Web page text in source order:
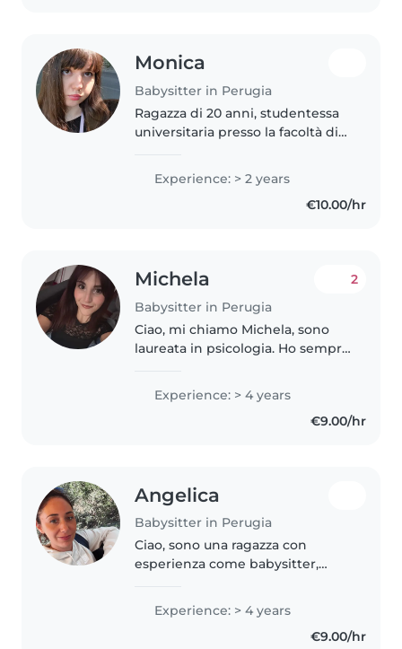
Monica
Babysitter in Perugia
Ragazza di 20 anni, studentessa
universitaria presso la facoltà di
naturale affinità con i bambini
avendo gestito molteplici bimbi
Experience: > 2 years
€10.00/hr
Michela
Babysitter in Perugia
2
Ciao, mi chiamo Michela, sono
laureata in psicologia. Ho sempre
disponibile qualsiasi giorno e a
Experience: > 4 years
€9.00/hr
Angelica
Babysitter in Perugia
Ciao, sono una ragazza con
esperienza come babysitter,
infinita curiosità, mi piace
giocare ed aiutarli a fare i loro
compiti. Sono molto premurosa..
Experience: > 4 years
€9.00/hr